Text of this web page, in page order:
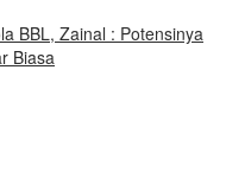
BBL, Zainal : Potensinya
Biasa